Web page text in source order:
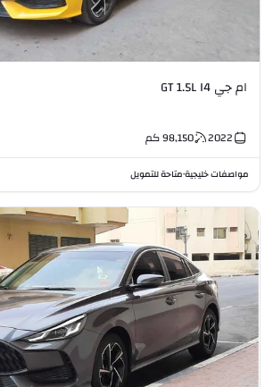
ام جي GT 1.5L I4
2022
98,150كم
مواصفات خليجية•متاحة للتمويل